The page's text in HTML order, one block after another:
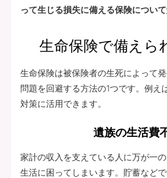
って生じる損失に備える保険につい
生命保険で備えら
生命保険は被保険者の生死によって
問題を回避する方法の1つです。例え
対策に活用できます。
遺族の生活費
家計の収入を支えている人に万が一
生活に困ってしまいます。貯蓄など